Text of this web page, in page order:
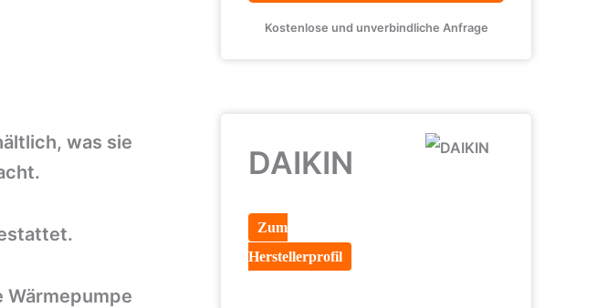
was sie
Kostenlose und unverbindliche Anfrage
DAIKIN
Zum
Herstellerprofil